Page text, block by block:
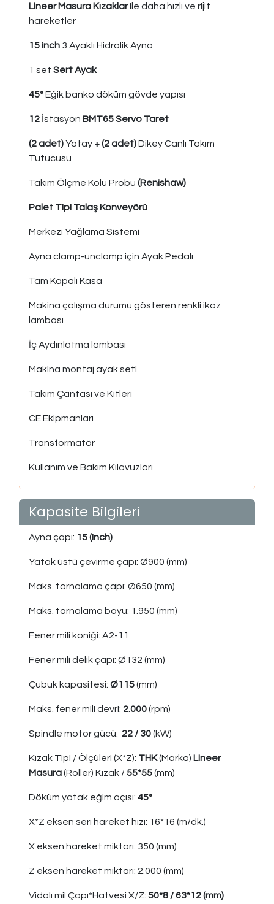
Lineer Masura Kızaklarile daha hızlı ve rijit
hareketler
15 inch 3 Ayaklı Hidrolik Ayna
1 set Sert Ayak
45°Eğik banko döküm gövde yapısı
12 İstasyon BMT65 Servo Taret
(2 adet)Yatay + (2 adet)DikeyCanlı Takım
Tutucusu
Takım Ölçme Kolu Probu (Renishaw)
Palet Tipi Talaş Konveyörü
Merkezi Yağlama Sistemi
Ayna clamp-unclamp için Ayak Pedalı
Tam Kapalı Kasa
Makina çalışma durumu gösteren renkli ikaz
lambası
İç Aydınlatma lambası
Makina montaj ayak seti
Takım Çantası ve Kitleri
CE Ekipmanları
Transformatör
Kullanım ve Bakım Kılavuzları
Kapasite Bilgileri
Ayna çapı: 15 (inch)
Yatak üstü çevirme çapı: Ø900 (mm)
Maks. tornalama çapı: Ø650 (mm)
Maks. tornalama boyu: 1.950 (mm)
Fener mili koniği: A2-11
Fener mili delik çapı: Ø132 (mm)
Çubuk kapasitesi: Ø115(mm)
Maks. fener mili devri: 2.000(rpm)
Spindle motor gücü: 22 / 30(kW)
Kızak Tipi / Ölçüleri (X*Z): THK(Marka) Lineer
Masura(Roller) Kızak /55*55(mm)
Döküm yatak eğim açısı: 45°
X*Z eksen seri hareket hızı: 16*16 (m/dk.)
X eksen hareket miktarı: 350 (mm)
Z eksen hareket miktarı: 2.000 (mm)
Vidalı mil Çapı*Hatvesi X/Z: 50*8 / 63*12 (mm)